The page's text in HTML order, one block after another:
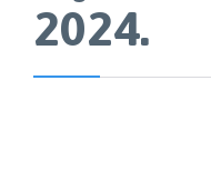
2024.